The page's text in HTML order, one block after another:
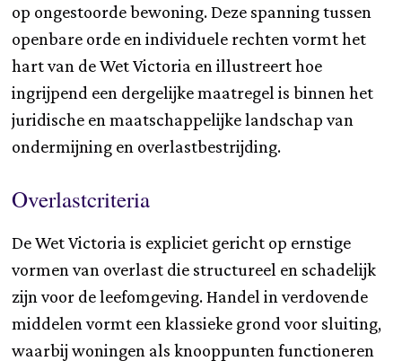
op ongestoorde bewoning. Deze spanning tussen
openbare orde en individuele rechten vormt het
hart van de Wet Victoria en illustreert hoe
ingrijpend een dergelijke maatregel is binnen het
juridische en maatschappelijke landschap van
ondermijning en overlastbestrijding.
Overlastcriteria
De Wet Victoria is expliciet gericht op ernstige
vormen van overlast die structureel en schadelijk
zijn voor de leefomgeving. Handel in verdovende
middelen vormt een klassieke grond voor sluiting,
waarbij woningen als knooppunten functioneren